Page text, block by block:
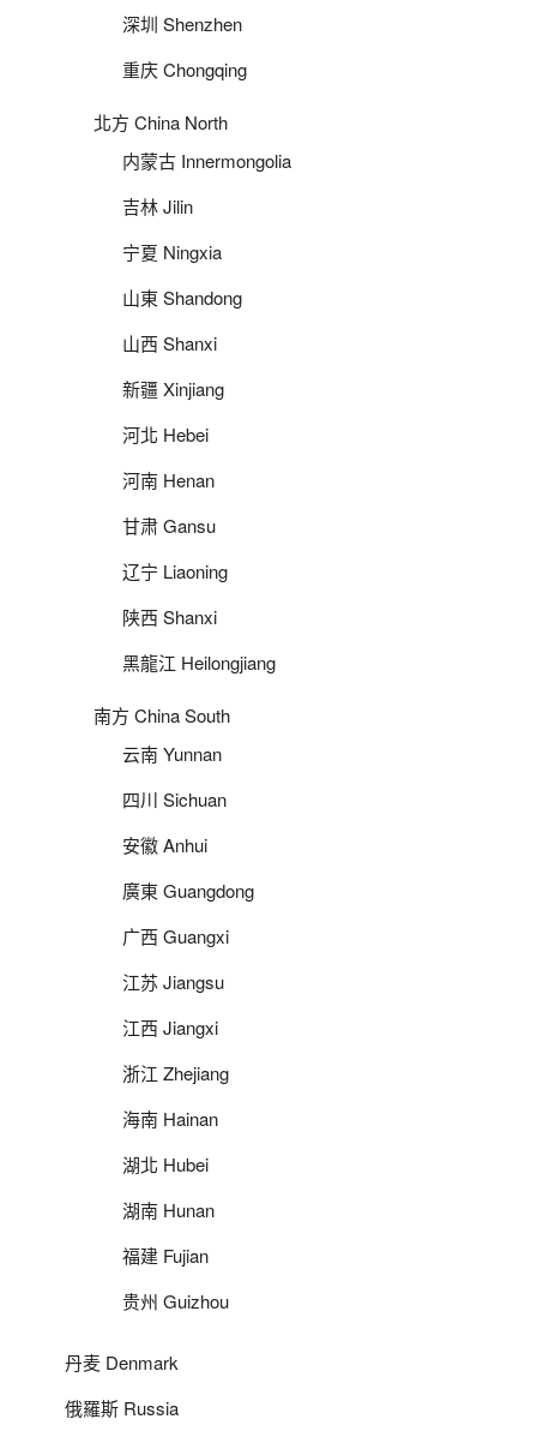
深圳 Shenzhen
重庆 Chongqing
北方 China North
内蒙古 Innermongolia
吉林 Jilin
宁夏 Ningxia
山東 Shandong
山西 Shanxi
新疆 Xinjiang
河北 Hebei
河南 Henan
甘肃 Gansu
辽宁 Liaoning
陕西 Shanxi
黑龍江 Heilongjiang
南方 China South
云南 Yunnan
四川 Sichuan
安徽 Anhui
廣東 Guangdong
广西 Guangxi
江苏 Jiangsu
江西 Jiangxi
浙江 Zhejiang
海南 Hainan
湖北 Hubei
湖南 Hunan
福建 Fujian
贵州 Guizhou
丹麦 Denmark
俄羅斯 Russia